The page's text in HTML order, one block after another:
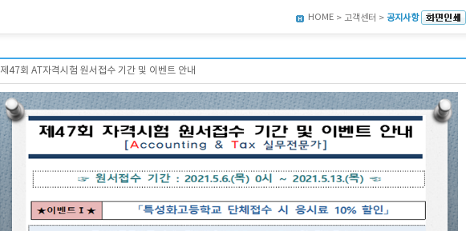
HOME > 고객센터 > 공지사항
제47회 AT자격시험 원서접수 기간 및 이벤트 안내